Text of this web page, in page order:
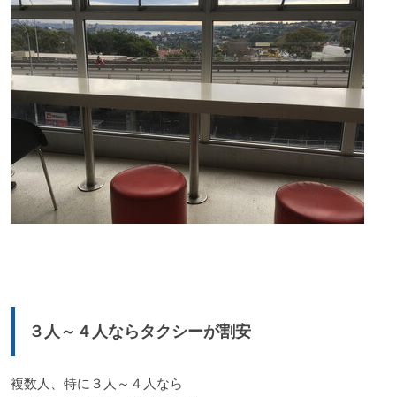
３人～４人ならタクシーが割安
複数人、特に３人～４人なら